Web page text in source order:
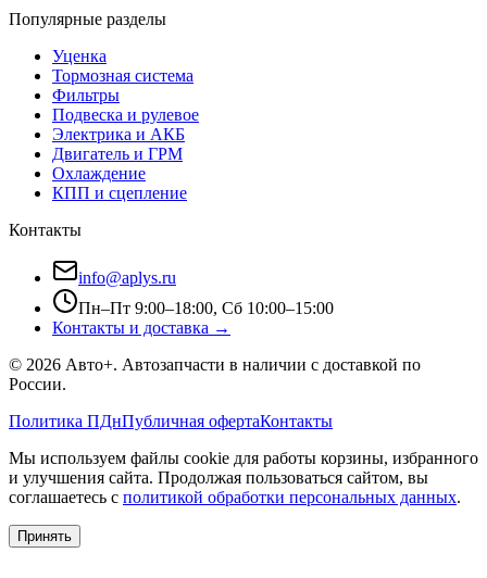
Популярные разделы
Уценка
Тормозная система
Фильтры
Подвеска и рулевое
Электрика и АКБ
Двигатель и ГРМ
Охлаждение
КПП и сцепление
Контакты
info@aplys.ru
Пн–Пт 9:00–18:00, Сб 10:00–15:00
Контакты и доставка →
© 2026 Авто+. Автозапчасти в наличии с доставкой по
России.
Политика ПДнПубличная офертаКонтакты
Мы используем файлы cookie для работы корзины, избранного
и улучшения сайта. Продолжая пользоваться сайтом, вы
соглашаетесь с политикой обработки персональных данных.
Принять